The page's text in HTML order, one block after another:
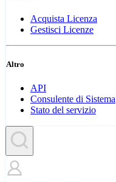
Acquista Licenza
Gestisci Licenze
Altro
API
Consulente di Sistema
Stato del servizio